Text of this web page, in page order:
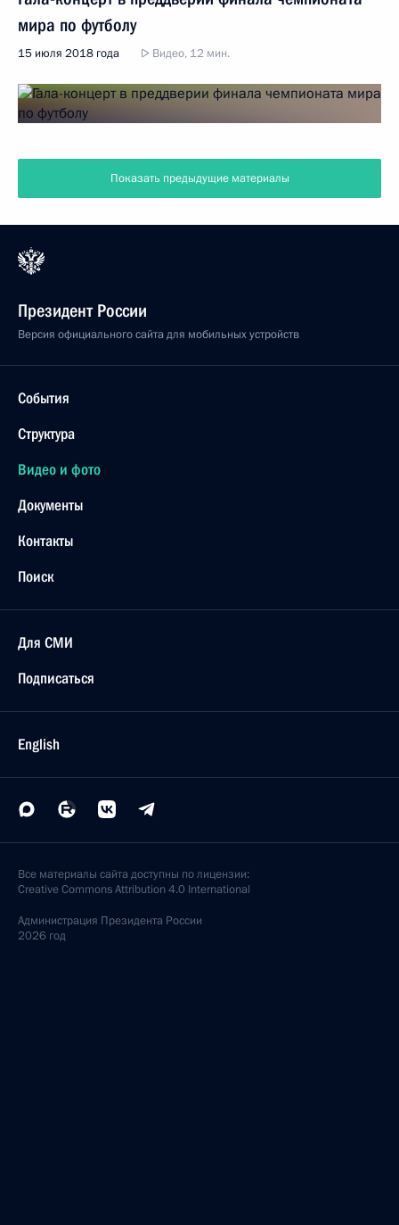
мира по футболу
15 июля 2018 года Видео, 12 мин.
Показать предыдущие материалы
Президент России
Версия официального сайта для мобильных устройств
События
Структура
Видео и фото
Документы
Контакты
Поиск
Для СМИ
Подписаться
English
Все материалы сайта доступны по лицензии:
Creative Commons Attribution 4.0 International
Администрация Президента России
2026 год